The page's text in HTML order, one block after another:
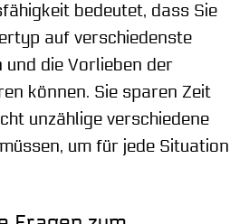
bedeutet, dass Sie
auf verschiedenste
und die Vorlieben der
können. Sie sparen Zeit
unzählige verschiedene
um für jede Situation